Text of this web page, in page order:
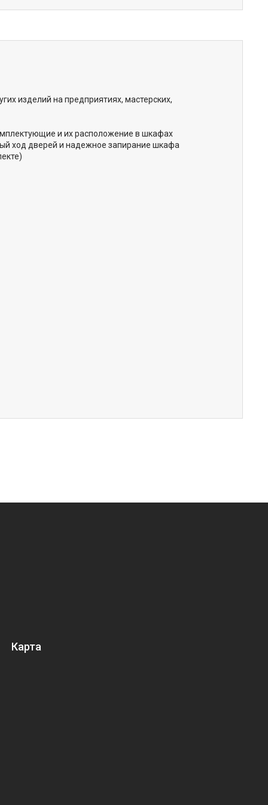
изделий на предприятиях, мастерских,
и их расположение в шкафах
ход дверей и надежное запирание шкафа
Карта